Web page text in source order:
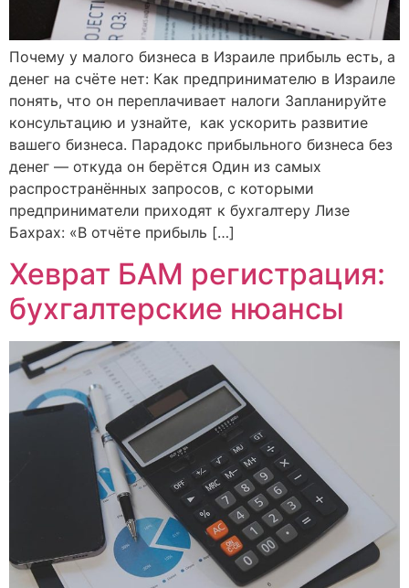
Почему у малого бизнеса в Израиле прибыль есть, а
денег на счёте нет: Как предпринимателю в Израиле
понять, что он переплачивает налоги Запланируйте
консультацию и узнайте, как ускорить развитие
вашего бизнеса. Парадокс прибыльного бизнеса без
денег — откуда он берётся Один из самых
распространённых запросов, с которыми
предприниматели приходят к бухгалтеру Лизе
Бахрах: «В отчёте прибыль […]
Хеврат БАМ регистрация:
бухгалтерские нюансы